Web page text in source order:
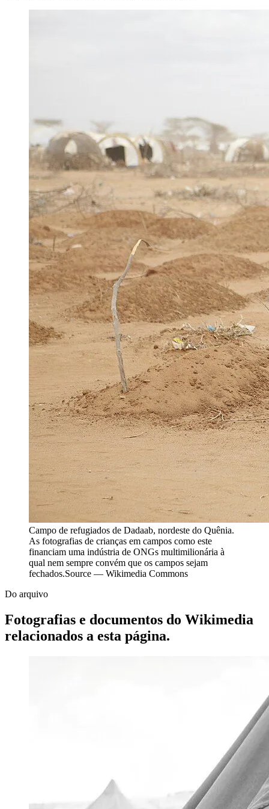
Campo de refugiados de Dadaab, nordeste do Quênia.
As fotografias de crianças em campos como este
financiam uma indústria de ONGs multimilionária à
qual nem sempre convém que os campos sejam
fechados.Source — Wikimedia Commons
Do arquivo
Fotografias e documentos do Wikimedia
relacionados a esta página.